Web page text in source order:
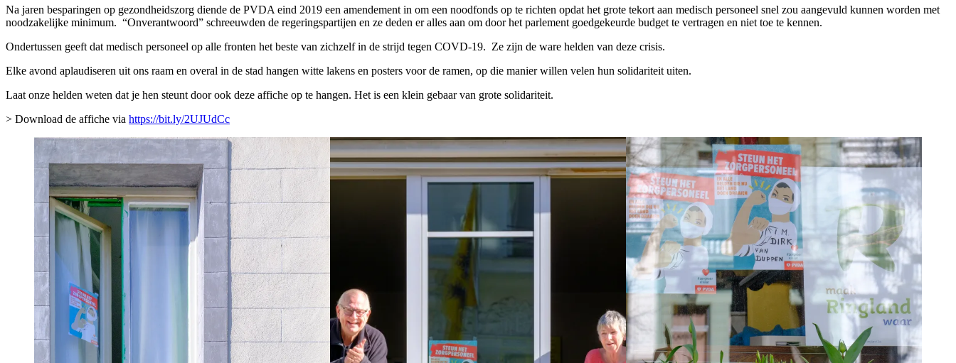
Na jaren besparingen op gezondheidszorg diende de PVDA eind 2019 een amendement in om een noodfonds op te richten opdat het grote tekort aan medisch personeel snel zou aangevuld kunnen worden met
noodzakelijke minimum. “Onverantwoord” schreeuwden de regeringspartijen en ze deden er alles aan om door het parlement goedgekeurde budget te vertragen en niet toe te kennen.
Ondertussen geeft dat medisch personeel op alle fronten het beste van zichzelf in de strijd tegen COVD-19. Ze zijn de ware helden van deze crisis.
Elke avond aplaudiseren uit ons raam en overal in de stad hangen witte lakens en posters voor de ramen, op die manier willen velen hun solidariteit uiten.
Laat onze helden weten dat je hen steunt door ook deze affiche op te hangen. Het is een klein gebaar van grote solidariteit.
> Download de affiche via https://bit.ly/2UJUdCc